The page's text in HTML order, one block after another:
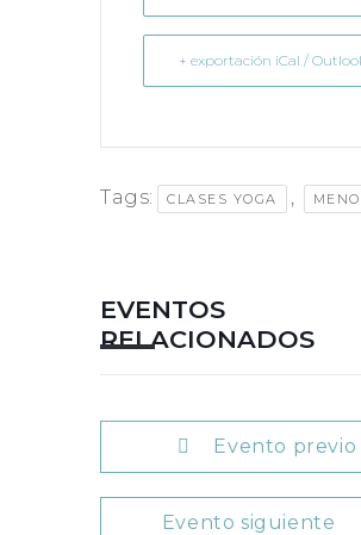
+ exportación iCal /
Tags: CLASES YOGA ,
EVENTOS
RELACIONADOS
Evento previo
Evento siguiente